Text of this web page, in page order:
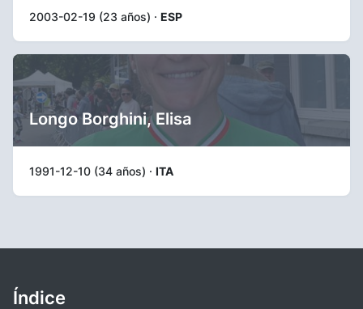
2003-02-19 (23 años) · ESP
Longo Borghini, Elisa
1991-12-10 (34 años) · ITA
Índice